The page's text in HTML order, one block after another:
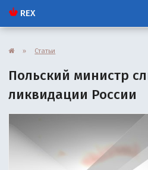
REX
» Статьи
Польский министр
ликвидации России